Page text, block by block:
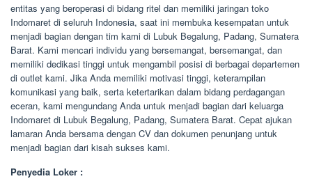
entitas yang beroperasi di bidang ritel dan memiliki jaringan toko
Indomaret di seluruh Indonesia, saat ini membuka kesempatan untuk
menjadi bagian dengan tim kami di Lubuk Begalung, Padang, Sumatera
Barat. Kami mencari individu yang bersemangat, bersemangat, dan
memiliki dedikasi tinggi untuk mengambil posisi di berbagai departemen
di outlet kami. Jika Anda memiliki motivasi tinggi, keterampilan
komunikasi yang baik, serta ketertarikan dalam bidang perdagangan
eceran, kami mengundang Anda untuk menjadi bagian dari keluarga
Indomaret di Lubuk Begalung, Padang, Sumatera Barat. Cepat ajukan
lamaran Anda bersama dengan CV dan dokumen penunjang untuk
menjadi bagian dari kisah sukses kami.
Penyedia Loker :